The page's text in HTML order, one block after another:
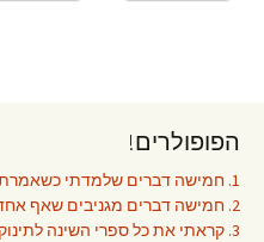
הפופולרים!
1. חמישה דברים שלמדתי כשאמרתי כן לבת שלי במשך 24 שעות
2. חמישה דברים מגניבים שאף אחד לא אמר לך על הנקה לילית
3. קראתי את כל ספרי השינה לתינוקות